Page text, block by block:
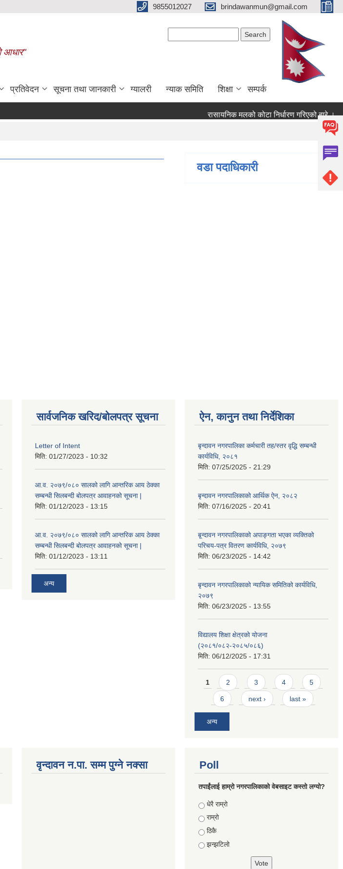
9855012027 brindawanmun@gmail.com
आधार"
प्रतिवेदन सूचना तथा जानकारी ग्यालरी न्याक समिति शिक्षा सम्पर्क
रासायनिक मलको कोटा निर्धारण गरिएको बारे ।
वडा पदाधिकारी
सार्वजनिक खरिद/बोलपत्र सूचना
Letter of Intent
मिति: 01/27/2023 - 10:32
आ.व. २०७९/०८० सालको लागि आन्तरिक आय ठेक्का
सम्बन्धी सिलबन्दी बोलपत्र आवाहनको सूचना |
मिति: 01/12/2023 - 13:15
आ.व. २०७९/०८० सालको लागि आन्तरिक आय ठेक्का
सम्बन्धी सिलबन्दी बोलपत्र आवाहनको सूचना |
मिति: 01/12/2023 - 13:11
अन्य
ऐन, कानुन तथा निर्देशिका
बृन्दावन नगरपालिका कर्मचारी तह/स्तर वृद्धि सम्बन्धी
कार्यविधि, २०८१
मिति: 07/25/2025 - 21:29
बृन्दावन नगरपालिकाको आर्थिक ऐन, २०८२
मिति: 07/16/2025 - 20:41
बृ्न्दावन नगरपालिकाको अपाङ्गता भएका व्यक्तिको
परिचय-पत्र वितरण कार्यविधि, २०७९
मिति: 06/23/2025 - 14:42
बृन्दावन नगरपालिकाको न्यायिक समितिको कार्यविधि,
२०७९
मिति: 06/23/2025 - 13:55
विद्यालय शिक्षा क्षेत्रको योजना
(२०८१/०८२-२०८५/०८६)
मिति: 06/12/2025 - 17:31
Pages
1 2 3 4 5
6 next › last »
अन्य
वृन्दावन न.पा. सम्म पुग्ने नक्सा Poll
तपाईंलाई हाम्रो नगरपालिकाको वेबसाइट कस्तो लग्यो?
Choices
धेरै राम्रो
राम्रो
ठिकै
झन्झटिलो